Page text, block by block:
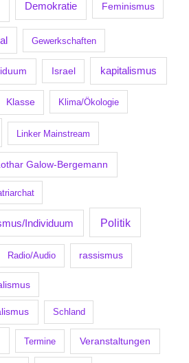
Demokratie Feminismus
Gewerkschaften
Israel kapitalismus
Klasse Klima/Ökologie
Linker Mainstream
Galow-Bergemann
Individuum Politik
Radio/Audio rassismus
Schland
Termine Veranstaltungen